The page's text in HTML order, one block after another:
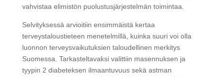
vahvistaa elimistön puolustusjärjestelmän toimintaa.
Selvityksessä arvioitiin ensimmäistä kertaa
terveystaloustieteen menetelmillä, kuinka suuri voi olla
luonnon terveysvaikutuksien taloudellinen merkitys
Suomessa. Tarkasteltavaksi valittiin masennuksen ja
tyypin 2 diabeteksen ilmaantuvuus sekä astman